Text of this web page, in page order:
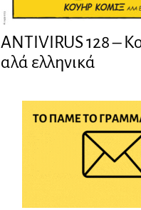
ANTIVIRUS 128 –
αλά ελληνικά